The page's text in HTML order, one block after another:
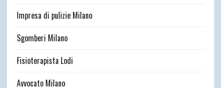
Impresa di pulizie Milano
Sgomberi Milano
Fisioterapista Lodi
Avvocato Milano